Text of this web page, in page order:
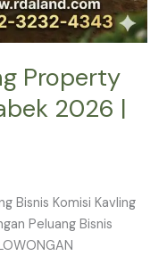
Property
2026 |
Bisnis Komisi Kavling
Peluang Bisnis